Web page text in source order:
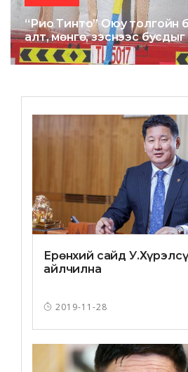
“Рио Тинто” Оюу толгойн
алт, мөнгө, зэснээс
Ерөнхий сайд
айлчилна
2019-11-28